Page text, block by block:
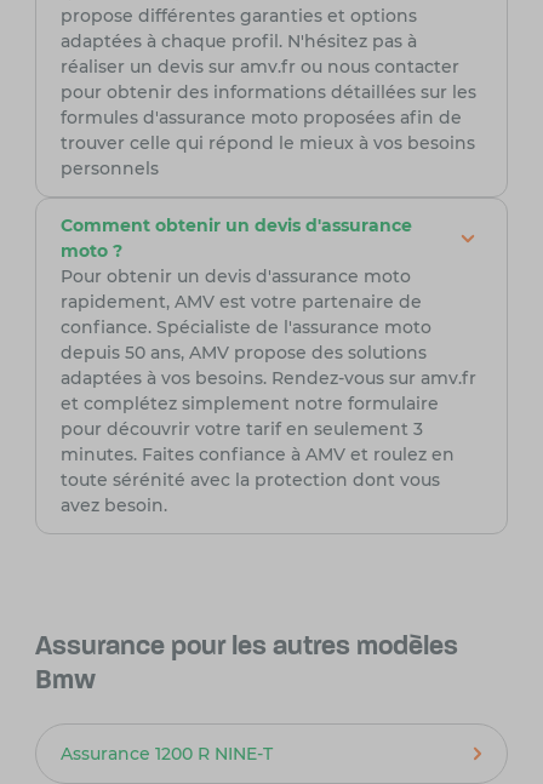
propose différentes garanties et options
adaptées à chaque profil. N'hésitez pas à
réaliser un devis sur amv.fr ou nous contacter
pour obtenir des informations détaillées sur les
formules d'assurance moto proposées afin de
trouver celle qui répond le mieux à vos besoins
personnels
Comment obtenir un devis d'assurance
moto ?
Pour obtenir un devis d'assurance moto
rapidement, AMV est votre partenaire de
confiance. Spécialiste de l'assurance moto
depuis 50 ans, AMV propose des solutions
adaptées à vos besoins. Rendez-vous sur amv.fr
et complétez simplement notre formulaire
pour découvrir votre tarif en seulement 3
minutes. Faites confiance à AMV et roulez en
toute sérénité avec la protection dont vous
avez besoin.
Assurance pour les autres modèles
Bmw
Assurance 1200 R NINE-T